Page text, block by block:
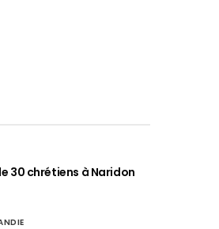
30 chrétiens à Naridon